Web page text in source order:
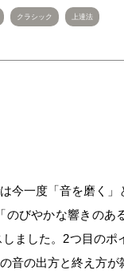
クラシック 上達法
今一度「音を磨く
びやかな響きのあ
ました。2つ目のポ
音の出方と終え方